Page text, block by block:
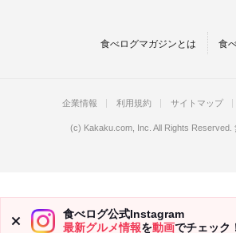
食べログマガジンとは 食
食べログ公式Instagram
最新グルメ情報を動画でチェック
企業情報 利用規約 サイトマップ
(c) Kakaku.com, Inc. All Rights Reserved.